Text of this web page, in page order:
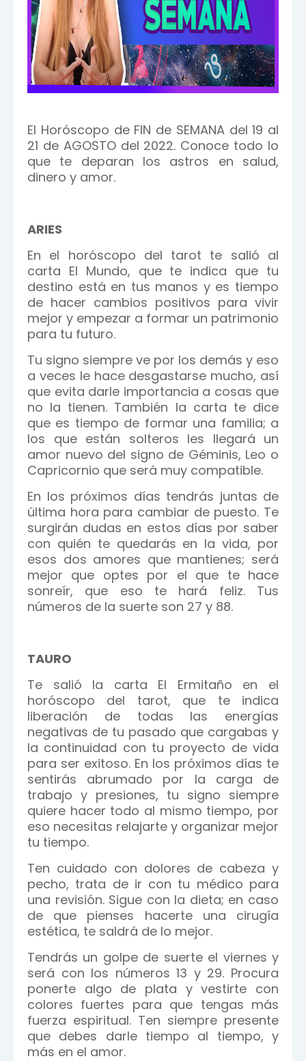
El Horóscopo de FIN de SEMANA del 19 al
21 de AGOSTO del 2022. Conoce todo lo
que te deparan los astros en salud,
dinero y amor.
ARIES
En el horóscopo del tarot te salió al
carta El Mundo, que te indica que tu
destino está en tus manos y es tiempo
de hacer cambios positivos para vivir
mejor y empezar a formar un patrimonio
para tu futuro.
Tu signo siempre ve por los demás y eso
a veces le hace desgastarse mucho, así
que evita darle importancia a cosas que
no la tienen. También la carta te dice
que es tiempo de formar una familia; a
los que están solteros les llegará un
amor nuevo del signo de Géminis, Leo o
Capricornio que será muy compatible.
En los próximos días tendrás juntas de
última hora para cambiar de puesto. Te
surgirán dudas en estos días por saber
con quién te quedarás en la vida, por
esos dos amores que mantienes; será
mejor que optes por el que te hace
sonreír, que eso te hará feliz. Tus
números de la suerte son 27 y 88.
TAURO
Te salió la carta El Ermitaño en el
horóscopo del tarot, que te indica
liberación de todas las energías
negativas de tu pasado que cargabas y
la continuidad con tu proyecto de vida
para ser exitoso. En los próximos días te
sentirás abrumado por la carga de
trabajo y presiones, tu signo siempre
quiere hacer todo al mismo tiempo, por
eso necesitas relajarte y organizar mejor
tu tiempo.
Ten cuidado con dolores de cabeza y
pecho, trata de ir con tu médico para
una revisión. Sigue con la dieta; en caso
de que pienses hacerte una cirugía
estética, te saldrá de lo mejor.
Tendrás un golpe de suerte el viernes y
será con los números 13 y 29. Procura
ponerte algo de plata y vestirte con
colores fuertes para que tengas más
fuerza espiritual. Ten siempre presente
que debes darle tiempo al tiempo, y
más en el amor.